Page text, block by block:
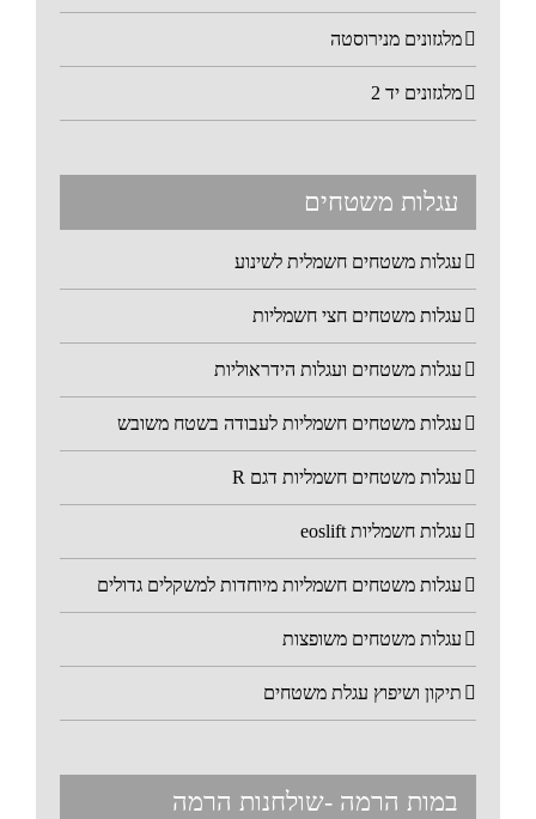
מלגזונים מנירוסטה
מלגזונים יד 2
עגלות משטחים
עגלות משטחים חשמלית לשינוע
עגלות משטחים חצי חשמליות
עגלות משטחים ועגלות הידראוליות
עגלות משטחים חשמליות לעבודה בשטח משובש
עגלות משטחים חשמליות דגם R
עגלות חשמליות eoslift
עגלות משטחים חשמליות מיוחדות למשקלים גדולים
עגלות משטחים משופצות
תיקון ושיפוץ עגלת משטחים
במות הרמה -שולחנות הרמה